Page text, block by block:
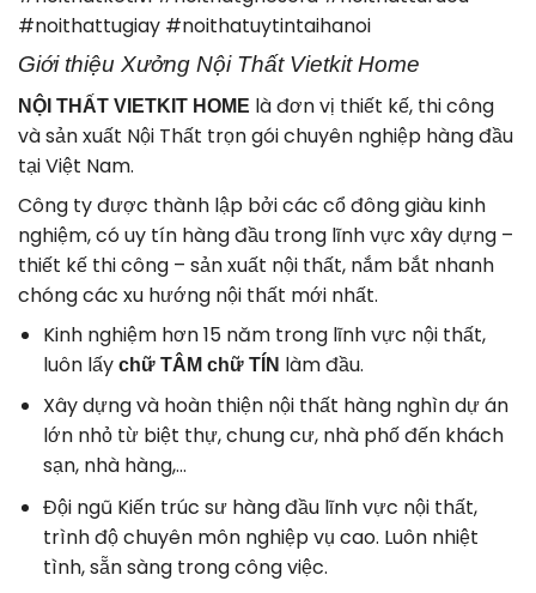
#noithattugiay #noithatuytintaihanoi
Giới thiệu Xưởng Nội Thất Vietkit Home
NỘI THẤT VIETKIT HOME là đơn vị thiết kế, thi công
và sản xuất Nội Thất trọn gói chuyên nghiệp hàng đầu
tại Việt Nam.
Công ty được thành lập bởi các cổ đông giàu kinh
nghiệm, có uy tín hàng đầu trong lĩnh vực xây dựng –
thiết kế thi công – sản xuất nội thất, nắm bắt nhanh
chóng các xu hướng nội thất mới nhất.
Kinh nghiệm hơn 15 năm trong lĩnh vực nội thất,
luôn lấy chữ TÂM chữ TÍN làm đầu.
Xây dựng và hoàn thiện nội thất hàng nghìn dự án
lớn nhỏ từ biệt thự, chung cư, nhà phố đến khách
sạn, nhà hàng,…
Đội ngũ Kiến trúc sư hàng đầu lĩnh vực nội thất,
trình độ chuyên môn nghiệp vụ cao. Luôn nhiệt
tình, sẵn sàng trong công việc.